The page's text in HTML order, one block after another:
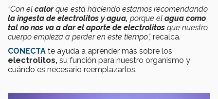
“Con el calorque está haciendo estamos recomendando
la ingesta de electrolitos y agua, porque el agua como
tal no nos va a dar el aporte de electrolitos que nuestro
cuerpo empieza a perder en este tiempo”, recalca.
CONECTA te ayuda a aprender más sobre los
electrolitos, su función para nuestro organismo y
cuándo es necesario reemplazarlos.